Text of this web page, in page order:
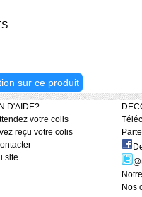
sur ce produit
D'AIDE?
votre colis
reçu votre colis
site
Nos